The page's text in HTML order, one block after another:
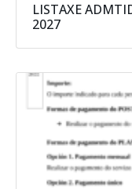
LISTAXE
2027